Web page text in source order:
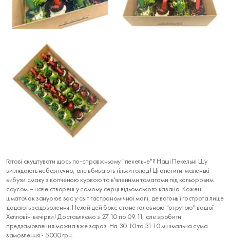
Готові скуштувати щось по-справжньому "пекельне"? Наші Пекельні Шу
виглядають небезпечно, але вбивають тільки голод! Ці апетитні маленькі
вибухи смаку з копченою куркою та в'яленими томатами під кольоровим
соусом – наче створені у самому серці відьомського казана. Кожен
шматочок занурює вас у світ гастрономічної магії, де вогонь і гострота лише
додають задоволення. Нехай цей бокс стане головною "отрутою" вашої
Хелловін-вечірки! Доставляємо з 27.10 по 09.11, але зробити
предзамовлення можна вже зараз. На 30.10 та 31.10 мінімальна сума
замовлення - 5000 грн.